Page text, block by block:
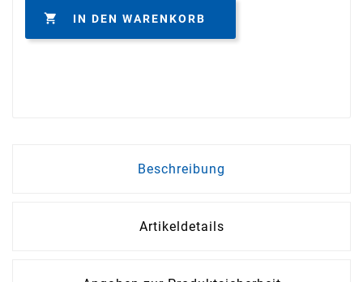
 IN DEN WARENKORB
Beschreibung
Artikeldetails